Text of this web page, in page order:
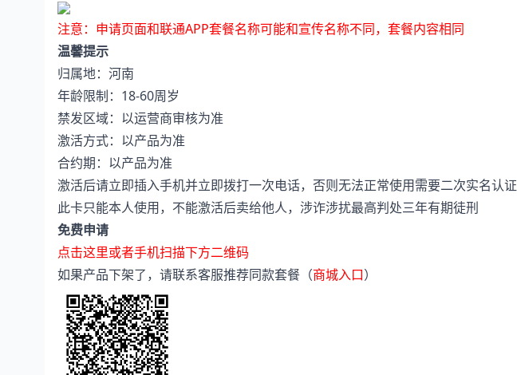
注意：申请页面和联通APP套餐名称可能和宣传名称不同，套餐内容相同
温馨提示
归属地：河南
年龄限制：18-60周岁
禁发区域：以运营商审核为准
激活方式：以产品为准
合约期：以产品为准
激活后请立即插入手机并立即拨打一次电话，否则无法正常使用需要二次实名认证
此卡只能本人使用，不能激活后卖给他人，涉诈涉扰最高判处三年有期徒刑
免费申请
点击这里或者手机扫描下方二维码
如果产品下架了，请联系客服推荐同款套餐（商城入口）